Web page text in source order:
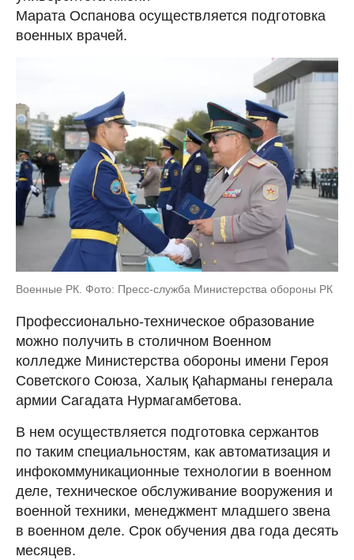
Марата Оспанова осуществляется подготовка
военных врачей.
Военные РК. Фото: Пресс-служба Министерства обороны РК
Профессионально-техническое образование
можно получить в столичном Военном
колледже Министерства обороны имени Героя
Советского Союза, Халық Қаhарманы генерала
армии Сагадата Нурмагамбетова.
В нем осуществляется подготовка сержантов
по таким специальностям, как автоматизация и
инфокоммуникационные технологии в военном
деле, техническое обслуживание вооружения и
военной техники, менеджмент младшего звена
в военном деле. Срок обучения два года десять
месяцев.